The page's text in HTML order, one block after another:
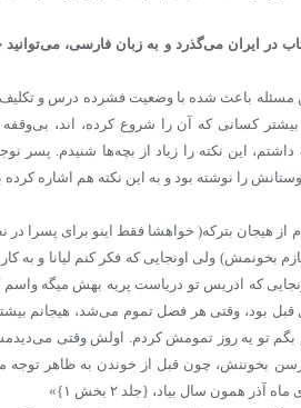
در ایران می‌گذرد و به زبان فارسی،
همین مسئله باعث شده با وضعیت فشرده درس و
کسانی که آن را شروع کرده، اند، بی‌وقفه
این نکته را زیاد از بچه‌ها شنیدم. پسر
را نوشته بود و به این نکته هم اشاره کرده
از هیجان بترکه( خواهشا فقط اینو برای پسرا در
بخونمش) ولی اونجایی که فکر کنم لیانا و به
که ادریس تو دریاست پریه بهش میگه واسم
بود، وقتی هر فصل تموم می‌شد، هیجانم
بگم تو یه روز تمومش کردم. اولش وقتی
بخوننش، چون قبل از خوندن به ظاهر
همون سال بیاد، {جلد ۲ بخش ۱}»